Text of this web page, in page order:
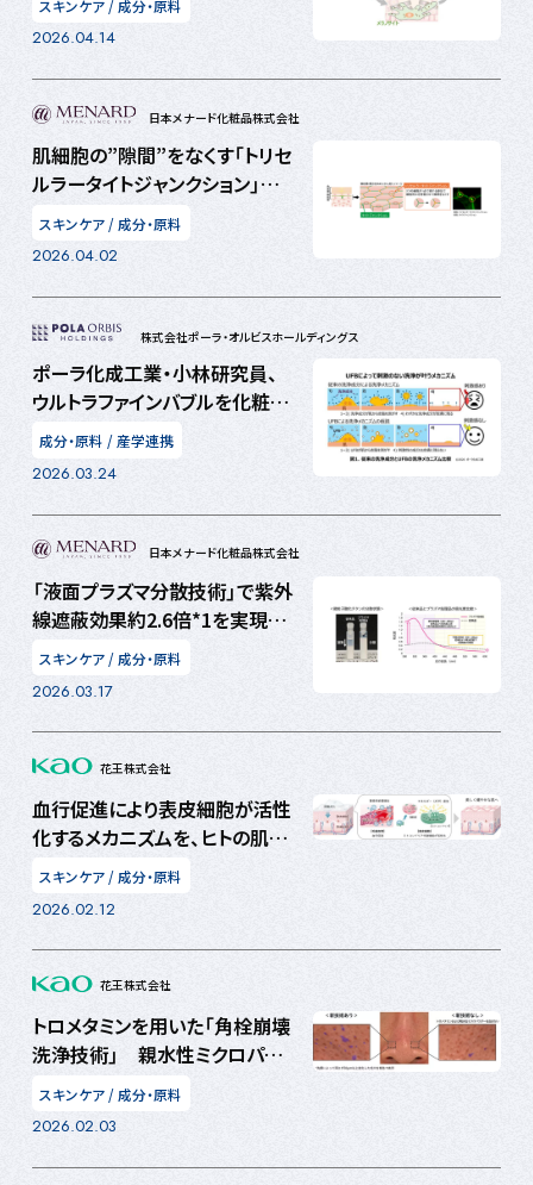
スキンケア / 成分・原料
2026.04.14
日本メナード化粧品株式会社
肌細胞の”隙間”をなくす「トリセ
ルラータイトジャンクション」が
表皮の2つのバリア形成を左右
していた！
スキンケア / 成分・原料
2026.04.02
株式会社ポーラ・オルビスホールディングス
ポーラ化成工業・小林研究員、
ウルトラファインバブルを化粧品
に応用した論文で国際学術賞
IFSCC Magazine 「Henry
Maso Award」に決定
成分・原料 / 産学連携
2026.03.24
日本メナード化粧品株式会社
「液面プラズマ分散技術」で紫外
線遮蔽効果約2.6倍*1を実現～
さらりと心地よい、新発想のUV
ケア製剤を開発～
スキンケア / 成分・原料
2026.03.17
花王株式会社
血行促進により表皮細胞が活性
化するメカニズムを、ヒトの肌で
新たに確認毛細血管が広がり、
酸素が行き渡ることでミトコンド
リア代謝機能が活発に
スキンケア / 成分・原料
2026.02.12
花王株式会社
トロメタミンを用いた「角栓崩壊
洗浄技術」 親水性ミクロパウ
ダーとの組み合わせで毛穴奥の
角栓まで除去可能に 毛穴の黒
ずみ汚れが目立ちにくくなる可
能性を示唆
スキンケア / 成分・原料
2026.02.03